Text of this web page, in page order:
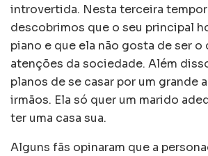
introvertida. Nesta terceira
descobrimos que o seu principal
piano e que ela não gosta de ser o
atenções da sociedade. Além
planos de se casar por um grande
irmãos. Ela só quer um marido
ter uma casa sua.
Alguns fãs opinaram que a